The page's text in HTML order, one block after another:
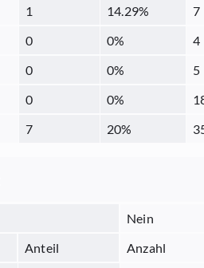
1 14.29%
7
0 0%
4
0 0%
5
0 0%
7 20%
Nein
Anteil Anzahl